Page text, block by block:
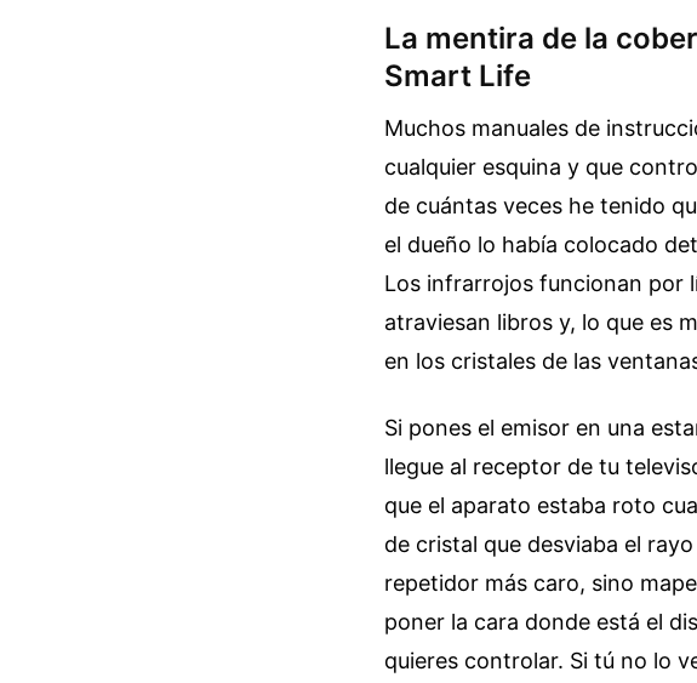
La mentira de la
Smart Life
Muchos manuales de
cualquier esquina y que
de cuántas veces he tenido
el dueño lo había colocado
Los infrarrojos funcionan por
atraviesan libros y, lo que es
en los cristales de las
Si pones el emisor en una
llegue al receptor de tu
que el aparato estaba roto
de cristal que desviaba el
repetidor más caro, sino
poner la cara donde está el
quieres controlar. Si tú no lo